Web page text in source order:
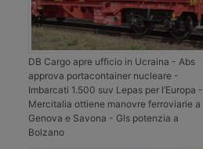
DB Cargo apre ufficio in Ucraina - Abs
approva portacontainer nucleare -
Imbarcati 1.500 suv Lepas per l’Europa -
Mercitalia ottiene manovre ferroviarie a
Genova e Savona - Gls potenzia a
Bolzano